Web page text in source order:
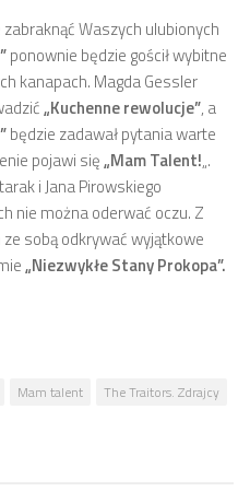
Waszych ulubionych
ponownie będzie gościł wybitne
kanapach. Magda Gessler
„Kuchenne rewolucje”, a
będzie zadawał pytania warte
pojawi się„Mam Talent!„.
i Jana Pirowskiego
nie można oderwać oczu. Z
sobą odkrywać wyjątkowe
„Niezwykłe Stany Prokopa”.
Mam talent
The Traitors. Zdrajcy